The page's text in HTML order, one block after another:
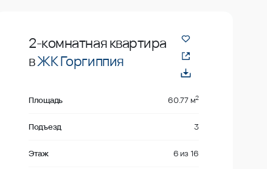
2-комнатная квартира
вЖК Горгиппия
Площадь 60.77 м2
Подъезд 3
Этаж 6 из 16